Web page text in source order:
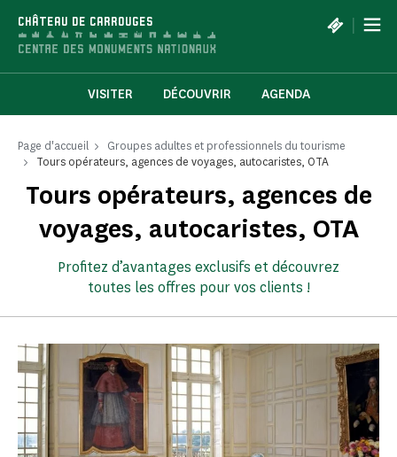
CHÂTEAU DE CARROUGES |
VISITER DÉCOUVRIR AGENDA
Page d'accueil
Groupes adultes et professionnels du tourisme
Tours opérateurs, agences de voyages, autocaristes, OTA
Tours opérateurs, agences de
voyages, autocaristes, OTA
Profitez d’avantages exclusifs et découvrez
toutes les offres pour vos clients !